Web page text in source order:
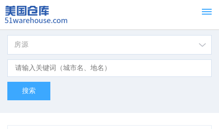
Home
房源